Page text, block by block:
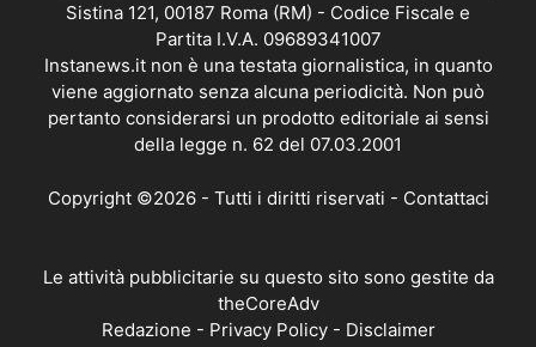
Sistina 121, 00187 Roma (RM) - Codice Fiscale e
Partita I.V.A. 09689341007
Instanews.it non è una testata giornalistica, in quanto
viene aggiornato senza alcuna periodicità. Non può
pertanto considerarsi un prodotto editoriale ai sensi
della legge n. 62 del 07.03.2001
Copyright ©2026 - Tutti i diritti riservati - Contattaci
Le attività pubblicitarie su questo sito sono gestite da
theCoreAdv
Redazione - Privacy Policy- Disclaimer